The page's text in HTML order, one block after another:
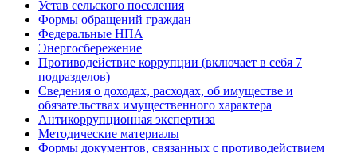
Устав сельского поселения
Формы обращений граждан
Федеральные НПА
Энергосбережение
Противодействие коррупции (включает в себя 7
подразделов)
Сведения о доходах, расходах, об имуществе и
обязательствах имущественного характера
Антикоррупционная экспертиза
Методические материалы
Формы документов, связанных с противодействием